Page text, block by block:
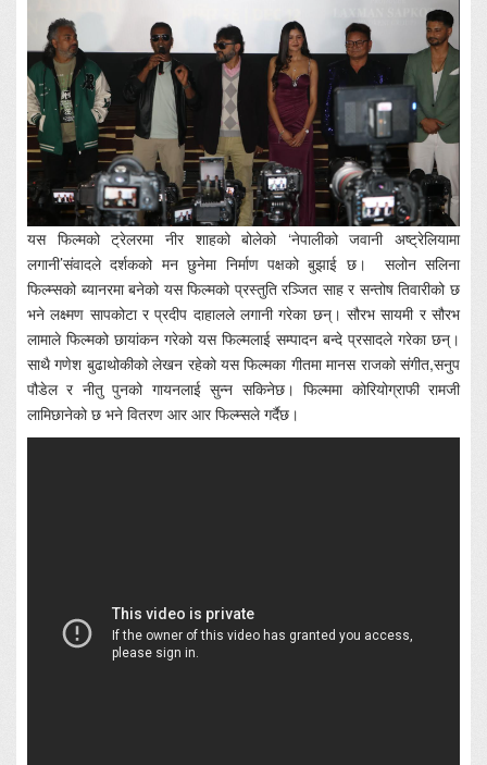
यस फिल्मको ट्रेलरमा नीर शाहको बोलेको ‘नेपालीको जवानी अष्ट्रेलियामा
लगानी’संवादले दर्शकको मन छुनेमा निर्माण पक्षको बुझाई छ। सलोन सलिना
फिल्म्सको ब्यानरमा बनेको यस फिल्मको प्रस्तुति रञ्जित साह र सन्तोष तिवारीको छ
भने लक्ष्मण सापकोटा र प्रदीप दाहालले लगानी गरेका छन्। सौरभ सायमी र सौरभ
लामाले फिल्मको छायांकन गरेको यस फिल्मलाई सम्पादन बन्दे प्रसादले गरेका छन्।
साथै गणेश बुढाथोकीको लेखन रहेको यस फिल्मका गीतमा मानस राजको संगीत,सनुप
पौडेल र नीतु पुनको गायनलाई सुन्न सकिनेछ। फिल्ममा कोरियोग्राफी रामजी
लामिछानेको छ भने वितरण आर आर फिल्म्सले गर्दैछ।